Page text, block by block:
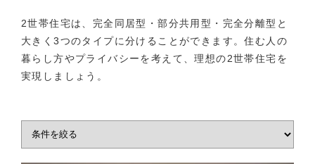
2世帯住宅は、完全同居型・部分共用型・完全分離型と
大きく3つのタイプに分けることができます。住む人の
暮らし方やプライバシーを考えて、理想の2世帯住宅を
実現しましょう。